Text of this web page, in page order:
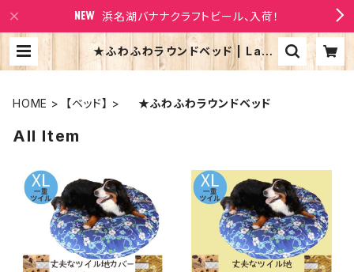
浜名湖バナナクラフトビール、入荷！
★ふわふわラウンドベッド | Larr
y's Company
HOME 【ベッド】 ★ふわふわラウンドベッド
All Item